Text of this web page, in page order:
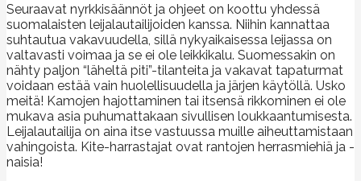
Seuraavat nyrkkisäännöt ja ohjeet on koottu yhdessä
suomalaisten leijalautailijoiden kanssa. Niihin kannattaa
suhtautua vakavuudella, sillä nykyaikaisessa leijassa on
valtavasti voimaa ja se ei ole leikkikalu. Suomessakin on
nähty paljon “läheltä piti”-tilanteita ja vakavat tapaturmat
voidaan estää vain huolellisuudella ja järjen käytöllä. Usko
meitä! Kamojen hajottaminen tai itsensä rikkominen ei ole
mukava asia puhumattakaan sivullisen loukkaantumisesta.
Leijalautailija on aina itse vastuussa muille aiheuttamistaan
vahingoista. Kite-harrastajat ovat rantojen herrasmiehiä ja -
naisia!